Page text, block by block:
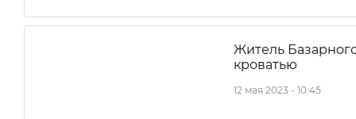
Житель
кроватью
12 мая 2023 - 10:45